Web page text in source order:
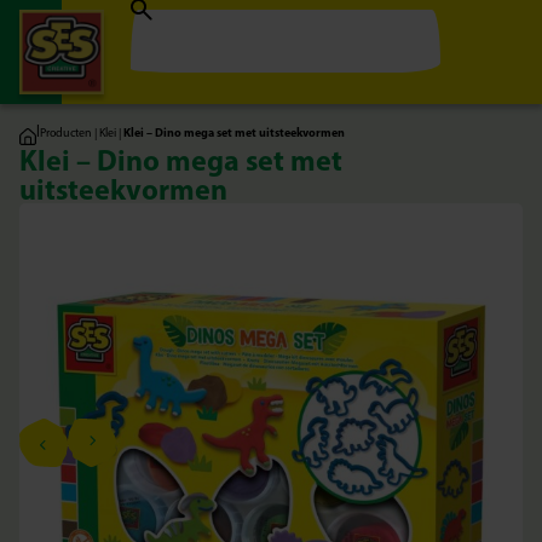
|Producten | Klei | Klei – Dino mega set met uitsteekvormen
Klei – Dino mega set met
uitsteekvormen